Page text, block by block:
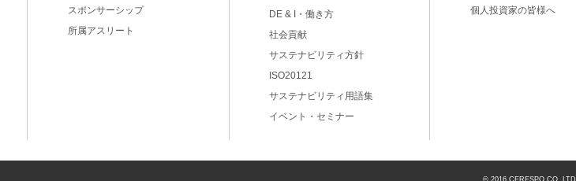
スポンサーシップ
所属アスリート
DE & I・働き方
社会貢献
サステナビリティ方針
ISO20121
サステナビリティ用語集
イベント・セミナー
個人投資家の皆様へ